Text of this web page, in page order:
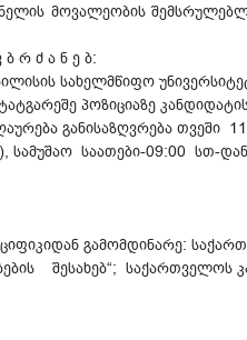
მოვალეობის
ბ რ ძ ა ნ ე ბ:
სახელმწიფო
პოზიციაზე
განისაზღვრება
სამუშაო საათები-09:00 სთ-
გამომდინარე:
შესახებ“; საქართველოს